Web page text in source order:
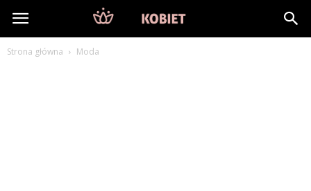
DlaKobiet24.pl
Strona główna Moda